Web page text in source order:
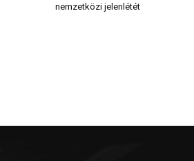
nemzetközi jelenlétét